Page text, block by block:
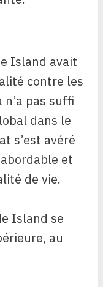
Island avait
contre les
pas suffi
dans le
s’est avéré
et
de vie.
Island se
au